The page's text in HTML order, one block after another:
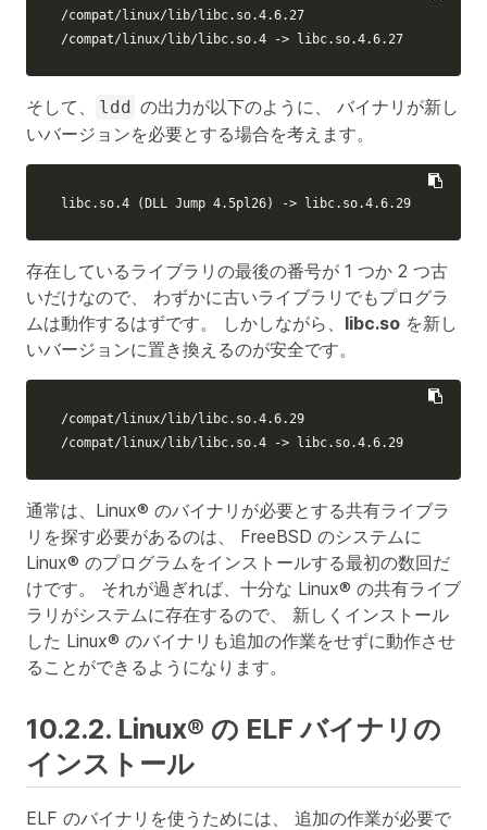
/compat/linux/lib/libc.so.4.6.27
/compat/linux/lib/libc.so.4 -> libc.so.4.6.27
そして、 ldd の出力が以下のように、 バイナリが新し
いバージョンを必要とする場合を考えます。
libc.so.4 ( DLL Jump 4.5pl26) -> libc.so.4.6.29
存在しているライブラリの最後の番号が 1 つか 2 つ古
いだけなので、 わずかに古いライブラリでもプログラ
ムは動作するはずです。 しかしながら、 libc.so を新し
いバージョンに置き換えるのが安全です。
/compat/linux/lib/libc.so.4.6.29
/compat/linux/lib/libc.so.4 -> libc.so.4.6.29
通常は、Linux® のバイナリが必要とする共有ライブラ
リを探す必要があるのは、 FreeBSD のシステムに
Linux® のプログラムをインストールする最初の数回だ
けです。 それが過ぎれば、十分な Linux® の共有ライブ
ラリがシステムに存在するので、 新しくインストール
した Linux® のバイナリも追加の作業をせずに動作させ
ることができるようになります。
10.2.2. Linux® の ELF バイナリの
インストール
ELF のバイナリを使うためには、 追加の作業が必要で